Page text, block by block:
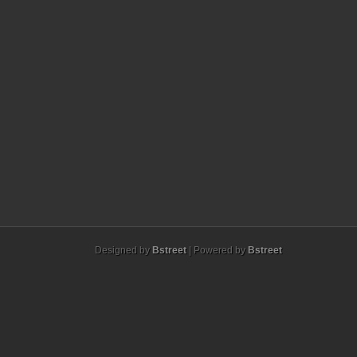
Designed by Bstreet| Powered by Bstreet